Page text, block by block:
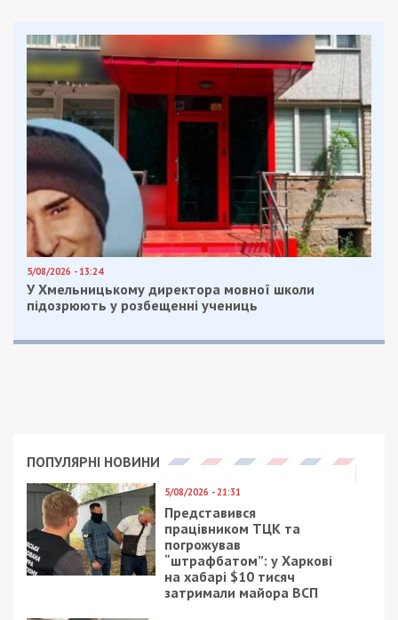
5/08/2026 - 13:24
У Хмельницькому директора мовної школи
підозрюють у розбещенні учениць
ПОПУЛЯРНІ НОВИНИ
5/08/2026 - 21:31
Представився
працівником ТЦК та
погрожував
“штрафбатом”: у Харкові
на хабарі $10 тисяч
затримали майора ВСП